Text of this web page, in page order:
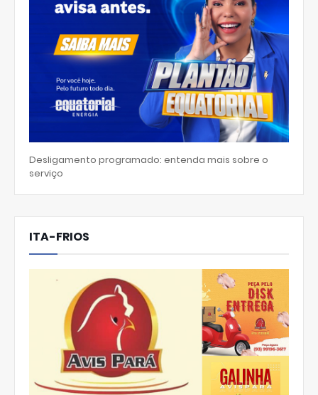
Desligamento programado: entenda mais sobre o
serviço
ITA-FRIOS